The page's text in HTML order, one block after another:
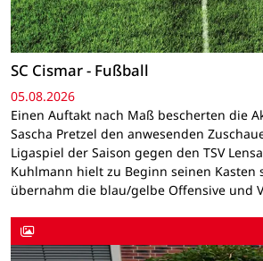
SC Cismar - Fußball
05.08.2026
Einen Auftakt nach Maß bescherten die
Sascha Pretzel den anwesenden
Ligaspiel der Saison gegen den TSV
Kuhlmann hielt zu Beginn seinen Kasten
übernahm die blau/gelbe Offensive und